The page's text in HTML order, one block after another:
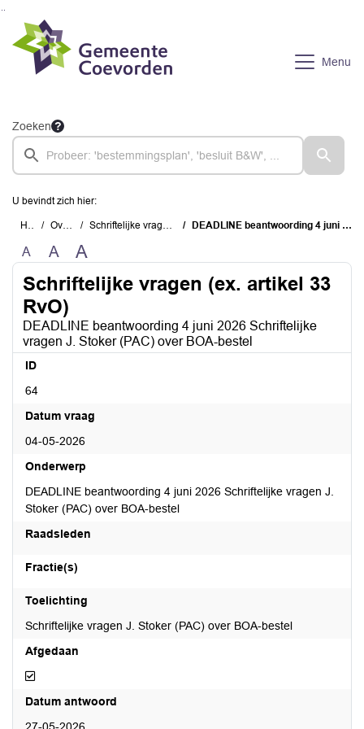
Ga naar de inhoud van deze pagina
Ga naar het zoeken
Ga naar het menu
Menu
Zoeken
U bevindt zich hier:
Home Overzichten Schriftelijke vragen (ex. artikel 33 RvO) DEADLINE beantwoording 4 juni 2026 Schriftelijke vragen J. Stoker (PAC) over BOA-bestel
A A A
Schriftelijke vragen (ex. artikel 33
RvO)
DEADLINE beantwoording 4 juni 2026 Schriftelijke
vragen J. Stoker (PAC) over BOA-bestel
ID
64
Datum vraag
04-05-2026
Onderwerp
DEADLINE beantwoording 4 juni 2026 Schriftelijke vragen J.
Stoker (PAC) over BOA-bestel
Raadsleden
Fractie(s)
Toelichting
Schriftelijke vragen J. Stoker (PAC) over BOA-bestel
Afgedaan
Afgedaan
Datum antwoord